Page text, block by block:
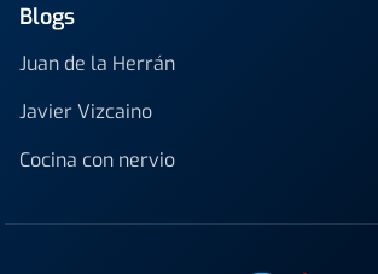
Blogs
Juan de la Herrán
Javier Vizcaino
Cocina con nervio